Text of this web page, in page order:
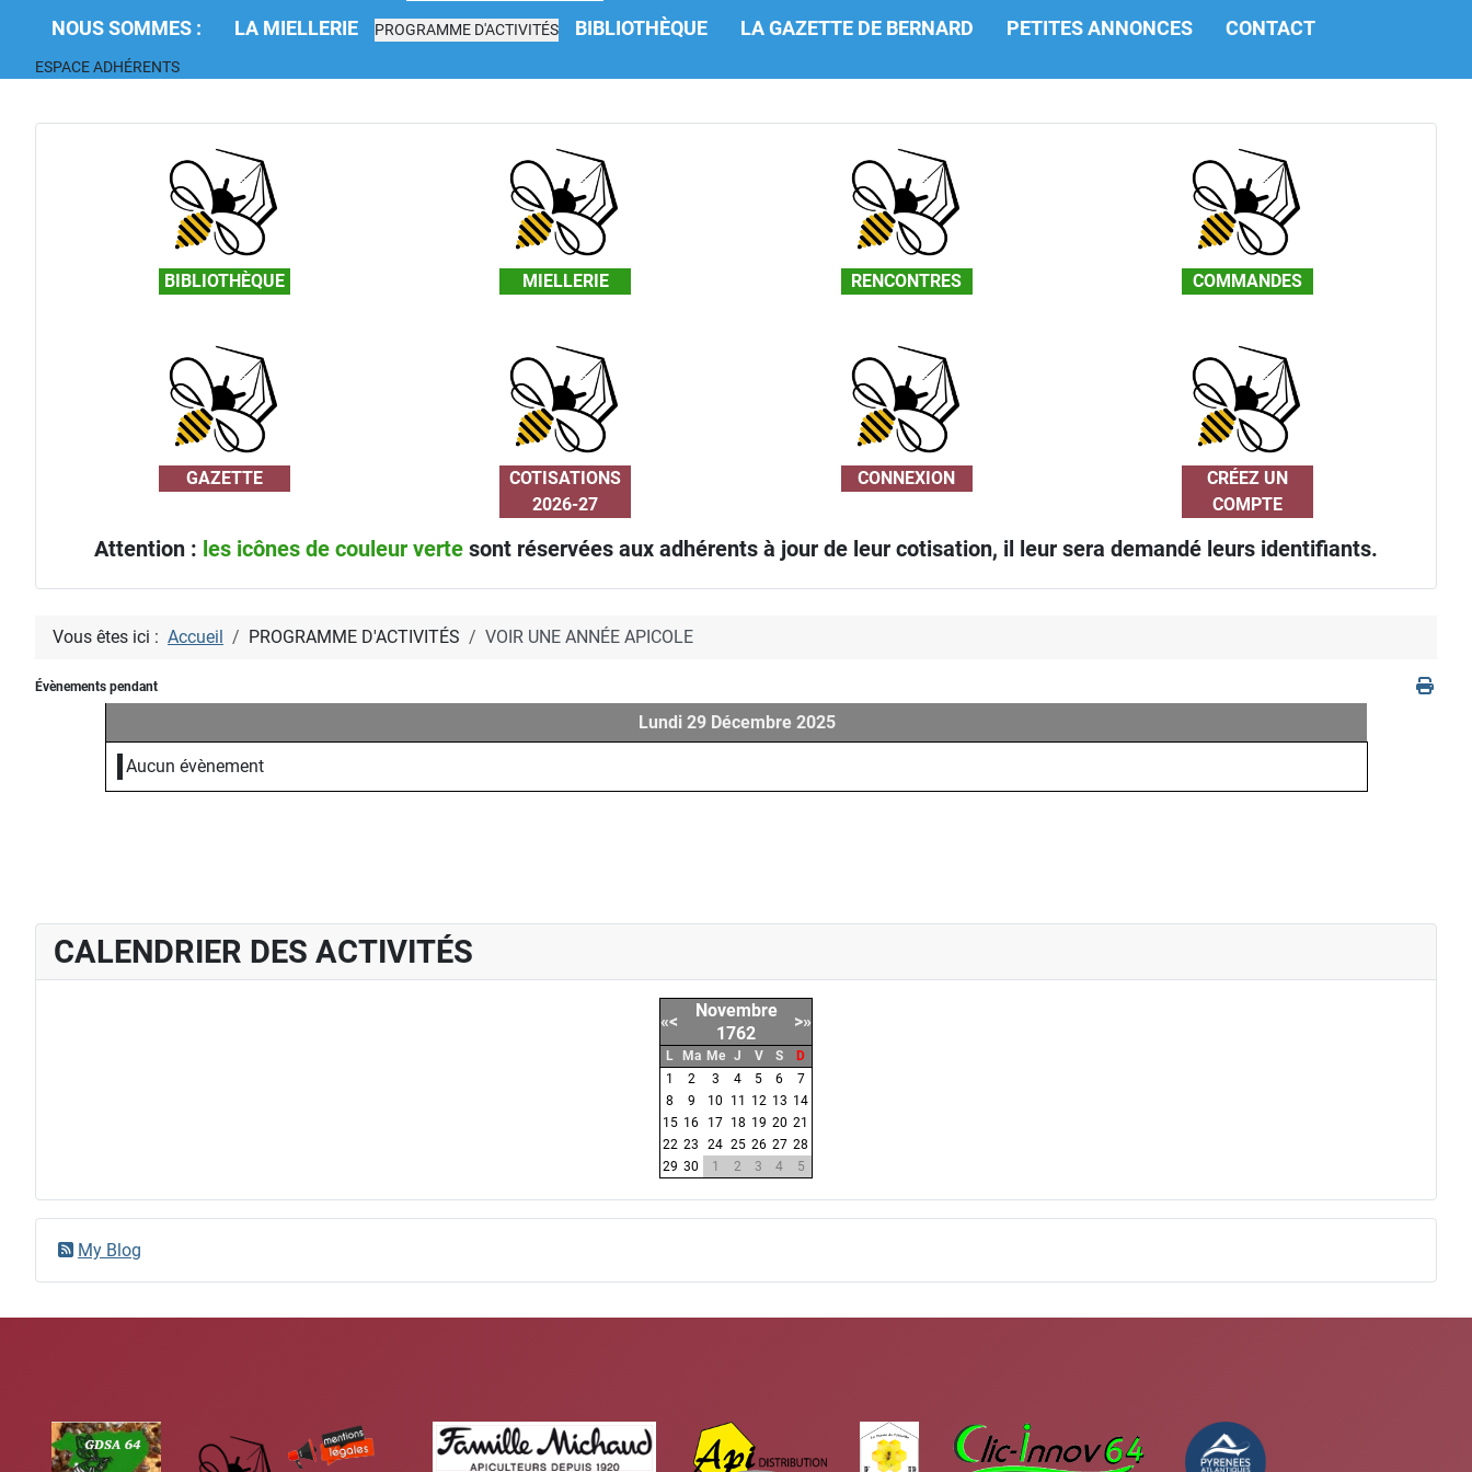
NOUS SOMMES : LA MIELLERIE PROGRAMME D'ACTIVITÉS BIBLIOTHÈQUE LA GAZETTE DE BERNARD PETITES ANNONCES CONTACT
ESPACE ADHÉRENTS
BIBLIOTHÈQUE MIELLERIE RENCONTRES COMMANDES
GAZETTE
COTISATIONS
2026-27
CONNEXION
CRÉEZ UN
COMPTE
Attention : les icônes de couleur verte sont réservées aux adhérents à jour de leur cotisation, il leur sera demandé leurs identifiants.
Vous êtes ici : Accueil PROGRAMME D'ACTIVITÉS VOIR UNE ANNÉE APICOLE
Évènements pendant
Lundi 29 Décembre 2025
Aucun évènement
CALENDRIER DES ACTIVITÉS
«<
Novembre
1762
>»
L Ma Me J V S
D
1
2 3 4 5 6
7
8
9 10 11 12 13 14
15 16 17 18 19 20 21
22 23 24 25 26 27 28
29 30 1 2 3 4 5
My Blog